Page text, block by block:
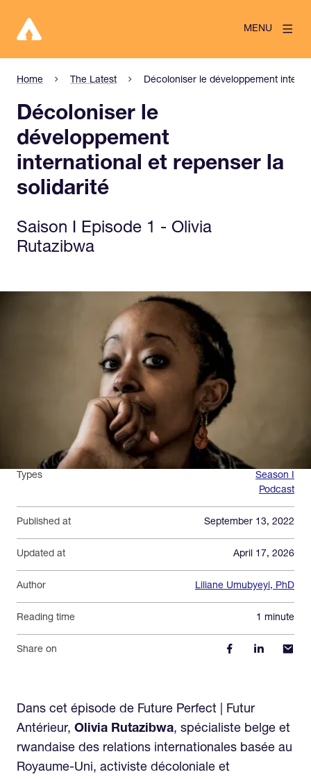
MENU
Home The Latest Décoloniser le développement
Décoloniser le
développement
international et repenser la
solidarité
Saison I Episode 1 - Olivia
Rutazibwa
Types
Season I
Podcast
Published at September 13, 2022
Updated at April 17, 2026
Author Liliane Umubyeyi, PhD
Reading time 1 minute
Share on
Dans cet épisode de Future Perfect | Futur
Antérieur, Olivia Rutazibwa, spécialiste belge et
rwandaise des relations internationales basée au
Royaume-Uni, activiste décoloniale et